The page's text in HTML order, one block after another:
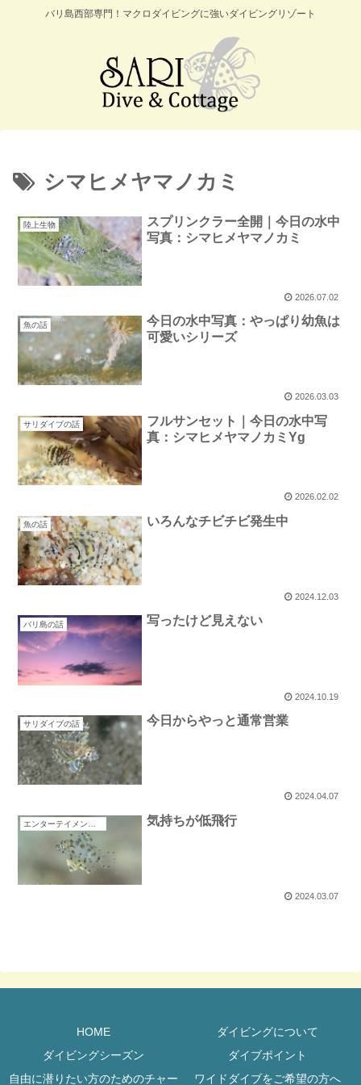
バリ島西部専門！マクロダイビングに強いダイビングリゾート
シマヒメヤマノカミ
陸上生物
スプリンクラー全開｜今日の水中
写真：シマヒメヤマノカミ
2026.07.02
魚の話
今日の水中写真：やっぱり幼魚は
可愛いシリーズ
2026.03.03
サリダイブの話
フルサンセット｜今日の水中写
真：シマヒメヤマノカミYg
2026.02.02
魚の話 いろんなチビチビ発生中
2024.12.03
バリ島の話 写ったけど見えない
2024.10.19
サリダイブの話 今日からやっと通常営業
2024.04.07
気持ちが低飛行
2024.03.07
HOME
ダイビングについて
ダイビングシーズン
ダイブポイント
自由に潜りたい方のためのチャー
ワイドダイブをご希望の方へ